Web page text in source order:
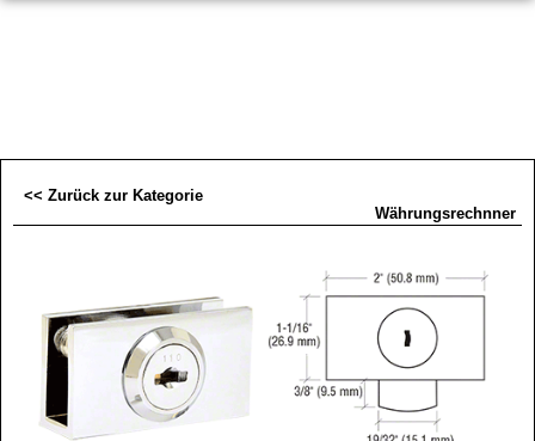
Währungsrechnner
<< Zurück zur Kategorie